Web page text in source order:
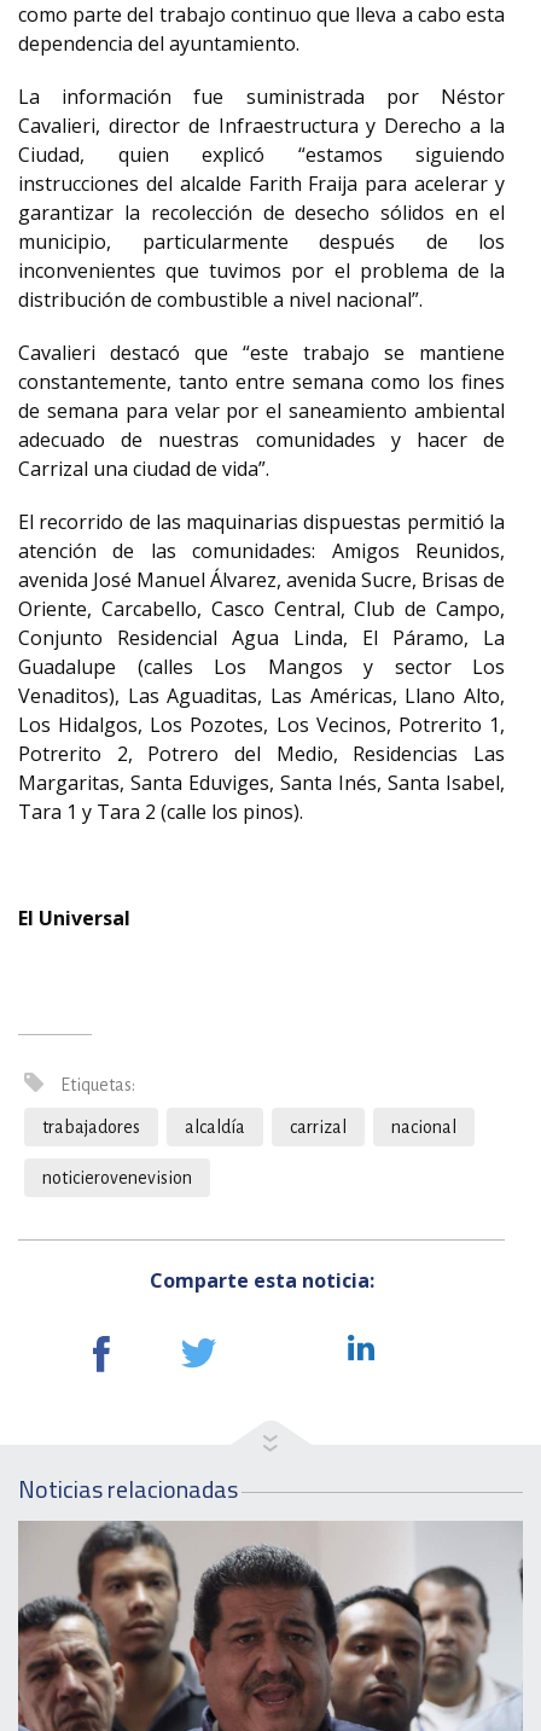
como parte del trabajo continuo que lleva a cabo esta
dependencia del ayuntamiento.
La información fue suministrada por Néstor
Cavalieri, director de Infraestructura y Derecho a la
Ciudad, quien explicó “estamos siguiendo
instrucciones del alcalde Farith Fraija para acelerar y
garantizar la recolección de desecho sólidos en el
municipio, particularmente después de los
inconvenientes que tuvimos por el problema de la
distribución de combustible a nivel nacional”.
Cavalieri destacó que “este trabajo se mantiene
constantemente, tanto entre semana como los fines
de semana para velar por el saneamiento ambiental
adecuado de nuestras comunidades y hacer de
Carrizal una ciudad de vida”.
El recorrido de las maquinarias dispuestas permitió la
atención de las comunidades: Amigos Reunidos,
avenida José Manuel Álvarez, avenida Sucre, Brisas de
Oriente, Carcabello, Casco Central, Club de Campo,
Conjunto Residencial Agua Linda, El Páramo, La
Guadalupe (calles Los Mangos y sector Los
Venaditos), Las Aguaditas, Las Américas, Llano Alto,
Los Hidalgos, Los Pozotes, Los Vecinos, Potrerito 1,
Potrerito 2, Potrero del Medio, Residencias Las
Margaritas, Santa Eduviges, Santa Inés, Santa Isabel,
Tara 1 y Tara 2 (calle los pinos).
El Universal
Etiquetas:
trabajadores alcaldía carrizal nacional
noticierovenevision
Comparte esta noticia:
Noticias relacionadas